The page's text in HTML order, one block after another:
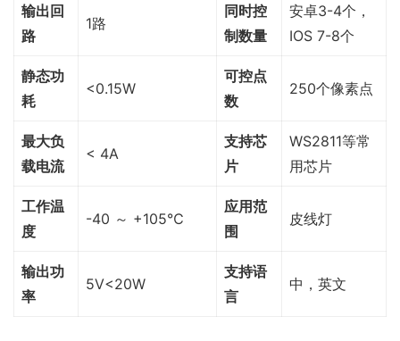
输出回
路
1路
同时控
制数量
安卓3-4个，
IOS 7-8个
静态功
耗
<0.15W
可控点
数
250个像素点
最大负
载电流
< 4A
支持芯
片
WS2811等常
用芯片
工作温
度
-40 ～ +105℃
应用范
围
皮线灯
输出功
率
5V<20W
支持语
言
中，英文